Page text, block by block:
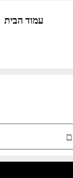
עמוד הבית